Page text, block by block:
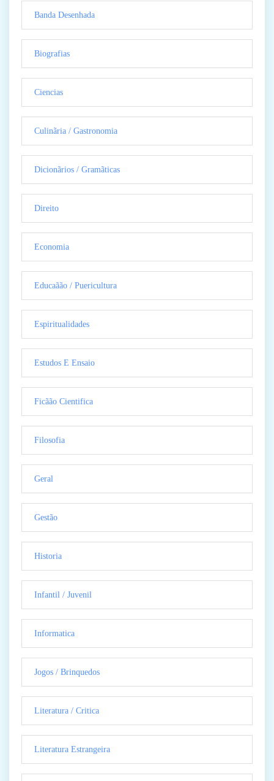
Banda Desenhada
Biografias
Ciencias
Culinãria / Gastronomia
Dicionãrios / Gramãticas
Direito
Economia
Educaãão / Puericultura
Espiritualidades
Estudos E Ensaio
Ficãão Cientifica
Filosofia
Geral
Gestão
Historia
Infantil / Juvenil
Informatica
Jogos / Brinquedos
Literatura / Critica
Literatura Estrangeira